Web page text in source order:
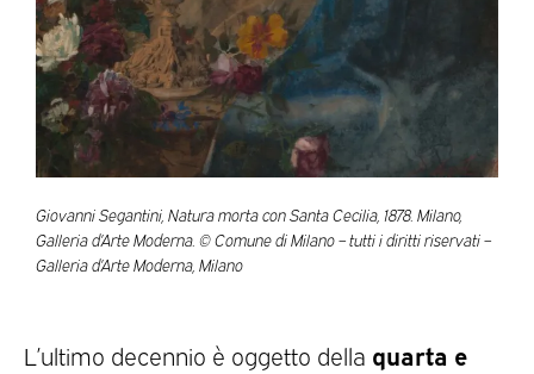
Giovanni Segantini, Natura morta con Santa Cecilia, 1878. Milano,
Galleria d’Arte Moderna. © Comune di Milano – tutti i diritti riservati –
Galleria d’Arte Moderna, Milano
L’ultimo decennio è oggetto della quarta e